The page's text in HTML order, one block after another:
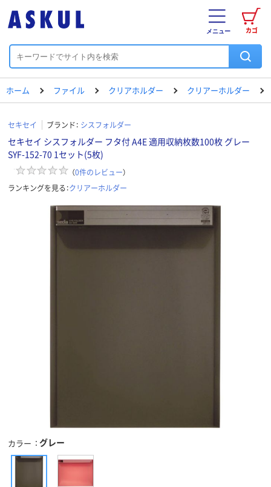
カゴ
メニュー
ホーム ファイル クリアホルダー クリアーホルダー
セキセイ ブランド： シスフォルダー
セキセイ シスフォルダー フタ付 A4E 適用収納枚数100枚 グレー
SYF-152-70 1セット(5枚)
（0件のレビュー）
ランキングを見る：クリアーホルダー
カラー グレー